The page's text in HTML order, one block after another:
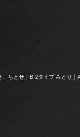
、ちとせ B-2タイプ みどり